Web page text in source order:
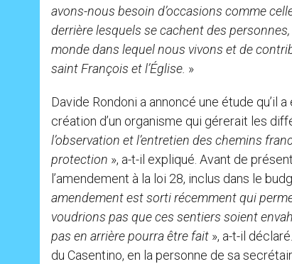
avons-nous besoin d’occasions comme
derrière lesquels se cachent des
monde dans lequel nous vivons et de
saint François et l’Église. »
Davide Rondoni a annoncé une étude qu’il
création d’un organisme qui gérerait les
l’observation et l’entretien des chemins
protection », a-t-il expliqué. Avant de
l’amendement à la loi 28, inclus dans le
amendement est sorti récemment qui
voudrions pas que ces sentiers soient
pas en arrière pourra être fait », a-t-il
du Casentino, en la personne de sa